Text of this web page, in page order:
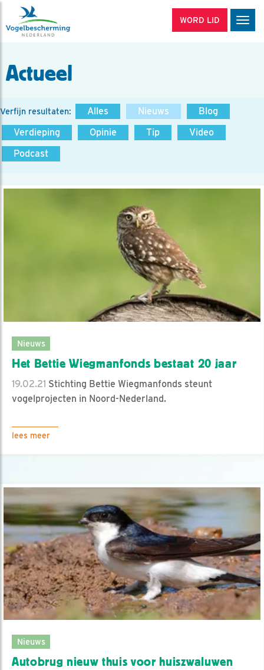
WORD LID
Actueel
Verfijn resultaten: Alles Nieuws
Blog
Verdieping
Opinie Tip
Video
Podcast
Nieuws
Het Bettie Wiegmanfonds bestaat 20 jaar
19.02.21 Stichting Bettie Wiegmanfonds steunt
vogelprojecten in Noord-Nederland.
lees meer
Nieuws
Autobrug nieuw thuis voor huiszwaluwen